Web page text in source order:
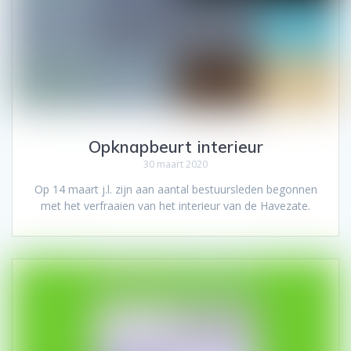
Opknapbeurt interieur
30 maart 2020
Op 14 maart j.l. zijn aan aantal bestuursleden begonnen
met het verfraaien van het interieur van de Havezate.